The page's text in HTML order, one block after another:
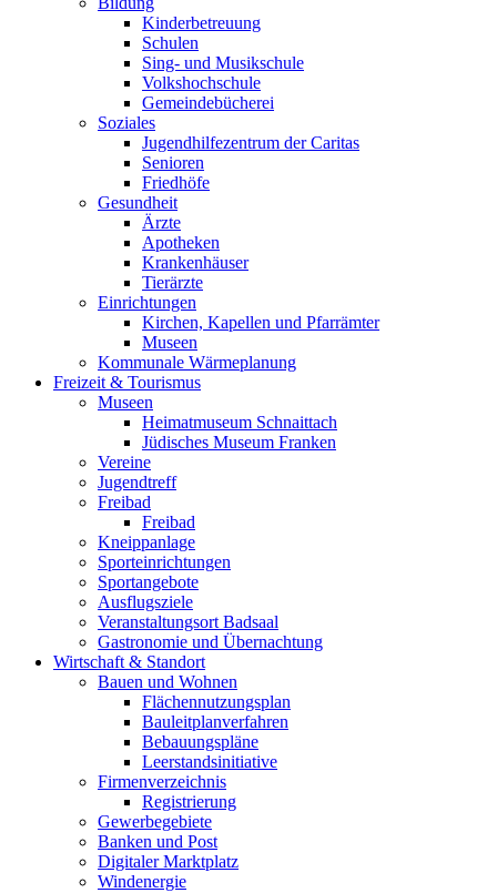
Kinderbetreuung
Schulen
Sing- und Musikschule
Volkshochschule
Gemeindebücherei
Soziales
Jugendhilfezentrum der Caritas
Senioren
Friedhöfe
Gesundheit
Ärzte
Apotheken
Krankenhäuser
Tierärzte
Einrichtungen
Kirchen, Kapellen und Pfarrämter
Museen
Kommunale Wärmeplanung
Freizeit & Tourismus
Museen
Heimatmuseum Schnaittach
Jüdisches Museum Franken
Vereine
Jugendtreff
Freibad
Freibad
Kneippanlage
Sporteinrichtungen
Sportangebote
Ausflugsziele
Veranstaltungsort Badsaal
Gastronomie und Übernachtung
Wirtschaft & Standort
Bauen und Wohnen
Flächennutzungsplan
Bauleitplanverfahren
Bebauungspläne
Leerstandsinitiative
Firmenverzeichnis
Registrierung
Gewerbegebiete
Banken und Post
Digitaler Marktplatz
Windenergie